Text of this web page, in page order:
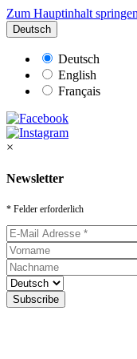
Zum Hauptinhalt springen
Deutsch
Deutsch
English
Français
×
Newsletter
* Felder erforderlich